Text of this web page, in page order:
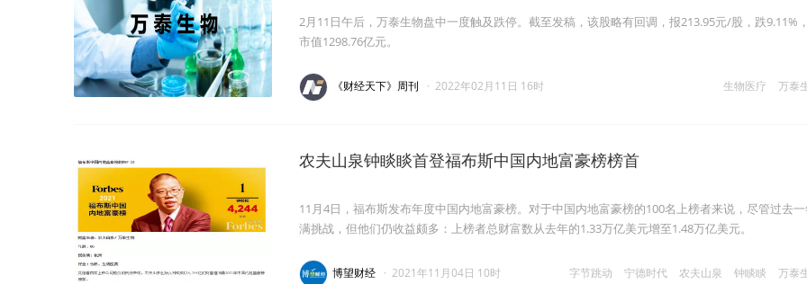
2月11日午后，万泰生物盘中一度触及跌停。截至发稿，该股略有回调，报213.95元/股，跌9.11%
市值1298.76亿元。
生物医疗 万泰
《财经天下》周刊 · 2022年02月11日 16时
农夫山泉钟睒睒首登福布斯中国内地富豪榜榜首
11月4日，福布斯发布年度中国内地富豪榜。对于中国内地富豪榜的100名上榜者来说，尽管过去
满挑战，但他们仍收益颇多：上榜者总财富数从去年的1.33万亿美元增至1.48万亿美元。
字节跳动 宁德时代 农夫山泉 钟睒睒 万泰
博望财经 · 2021年11月04日 10时